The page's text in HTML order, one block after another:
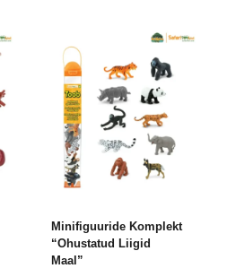
Minifiguuride Komplekt
“Ohustatud Liigid
Maal”